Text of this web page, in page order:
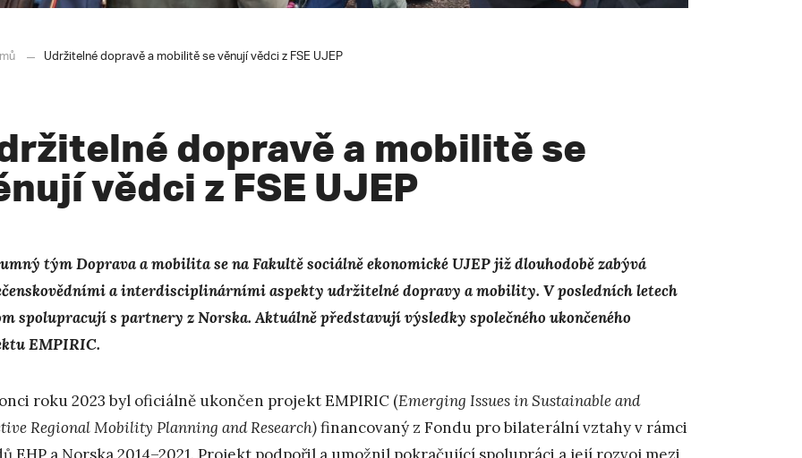
Udržitelné dopravě a mobilitě se věnují vědci z FSE UJEP
dopravě a mobilitě se
vědci z FSE UJEP
tým Doprava a mobilita se na Fakultě sociálně ekonomické UJEP již dlouhodobě zabývá
a interdisciplinárními aspekty udržitelné dopravy a mobility. V posledních letech
spolupracují s partnery z Norska. Aktuálně představují výsledky společného ukončeného
EMPIRIC.
roku 2023 byl oficiálně ukončen projekt EMPIRIC (Emerging Issues in Sustainable and
Regional Mobility Planning and Research)financovaný z Fondu pro bilaterální vztahy v rámci
EHP a Norska 2014–2021. Projekt podpořil a umožnil pokračující spolupráci a její rozvoj mezi